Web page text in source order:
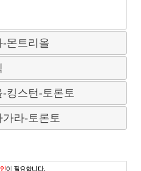
몬트리올
스턴-토론토
라-토론토
이 필요합니다.